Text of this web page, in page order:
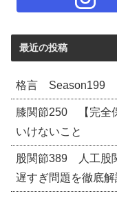
最近の投稿
格言 Season199
膝関節250 【完全
いけないこと
股関節389 人工股
遅すぎ問題を徹底解